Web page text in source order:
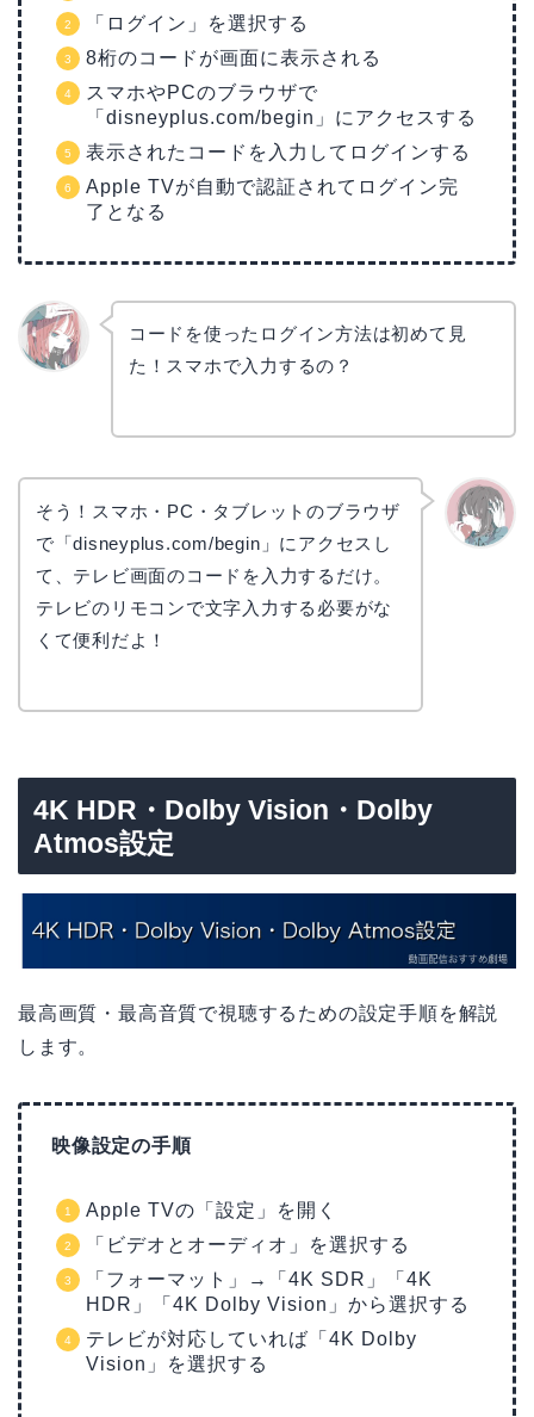
「ログイン」を選択する
8桁のコードが画面に表示される
スマホやPCのブラウザで
「disneyplus.com/begin」にアクセスする
表示されたコードを入力してログインする
Apple TVが自動で認証されてログイン完
了となる
コードを使ったログイン方法は初めて見
た！スマホで入力するの？
そう！スマホ・PC・タブレットのブラウザ
で「disneyplus.com/begin」にアクセスし
て、テレビ画面のコードを入力するだけ。
テレビのリモコンで文字入力する必要がな
くて便利だよ！
4K HDR・Dolby Vision・Dolby
Atmos設定
最高画質・最高音質で視聴するための設定手順を解説
します。
映像設定の手順
Apple TVの「設定」を開く
「ビデオとオーディオ」を選択する
「フォーマット」→「4K SDR」「4K
HDR」「4K Dolby Vision」から選択する
テレビが対応していれば「4K Dolby
Vision」を選択する